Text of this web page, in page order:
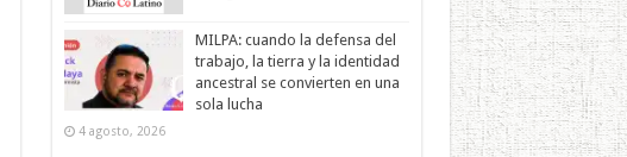
MILPA: cuando la defensa del
trabajo, la tierra y la identidad
ancestral se convierten en una
sola lucha
4 agosto, 2026